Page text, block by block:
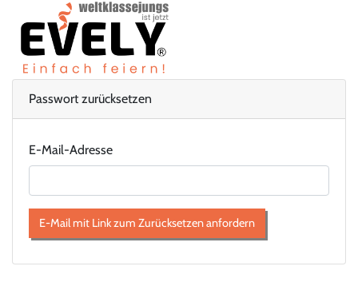
Passwort zurücksetzen
E-Mail-Adresse
E-Mail mit Link zum Zurücksetzen anfordern